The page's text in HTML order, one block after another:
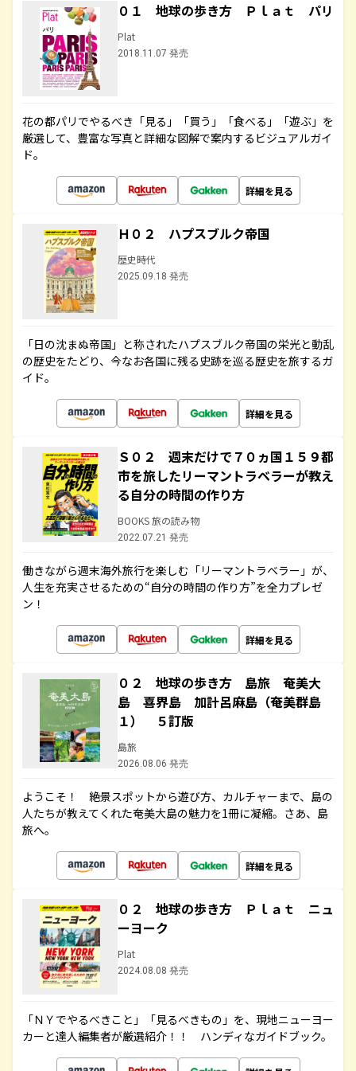
０１ 地球の歩き方 Ｐｌａｔ パリ
Plat
2018.11.07 発売
花の都パリでやるべき「見る」「買う」「食べる」「遊ぶ」を
厳選して、豊富な写真と詳細な図解で案内するビジュアルガイ
ド。
詳細を見る
Ｈ０２ ハプスブルク帝国
歴史時代
2025.09.18 発売
「日の沈まぬ帝国」と称されたハプスブルク帝国の栄光と動乱
の歴史をたどり、今なお各国に残る史跡を巡る歴史を旅するガ
イド。
詳細を見る
Ｓ０２ 週末だけで７０ヵ国１５９都
市を旅したリーマントラベラーが教え
る自分の時間の作り方
BOOKS 旅の読み物
2022.07.21 発売
働きながら週末海外旅行を楽しむ「リーマントラベラー」が、
人生を充実させるための“自分の時間の作り方”を全力プレゼ
ン！
詳細を見る
０２ 地球の歩き方 島旅 奄美大
島 喜界島 加計呂麻島（奄美群島
１） ５訂版
島旅
2026.08.06 発売
ようこそ！ 絶景スポットから遊び方、カルチャーまで、島の
人たちが教えてくれた奄美大島の魅力を1冊に凝縮。さあ、島
旅へ。
詳細を見る
０２ 地球の歩き方 Ｐｌａｔ ニュ
ーヨーク
Plat
2024.08.08 発売
「ＮＹでやるべきこと」「見るべきもの」を、現地ニューヨー
カーと達人編集者が厳選紹介！！ ハンディなガイドブック。